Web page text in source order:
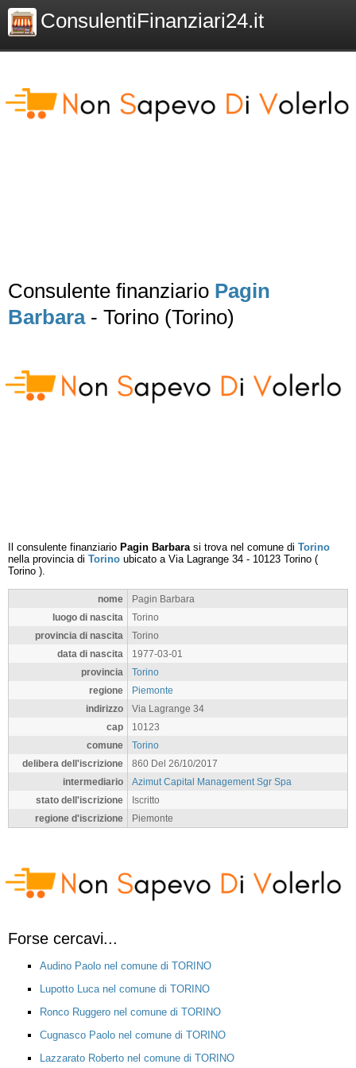
ConsulentiFinanziari24.it
Consulente finanziario Pagin
Barbara- Torino (Torino)
Il consulente finanziario Pagin Barbarasi trova nel comune di Torino
nella provincia di Torino ubicato a Via Lagrange 34 - 10123 Torino (
Torino ).
nome
Pagin Barbara
luogo di nascita
Torino
provincia di nascita
Torino
data di nascita
1977-03-01
provincia
Torino
regione
Piemonte
indirizzo
Via Lagrange 34
cap
10123
comune
Torino
delibera dell'iscrizione
860 Del 26/10/2017
intermediario
Azimut Capital Management Sgr Spa
stato dell'iscrizione
Iscritto
regione d'iscrizione
Piemonte
Forse cercavi...
Audino Paolo nel comune di TORINO
Lupotto Luca nel comune di TORINO
Ronco Ruggero nel comune di TORINO
Cugnasco Paolo nel comune di TORINO
Lazzarato Roberto nel comune di TORINO